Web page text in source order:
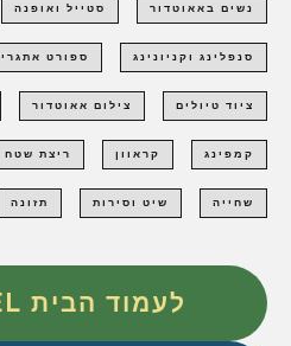
נשים באאוטדור סטייל ואופנה
סנפלינג וקניונינג ספורט אתגרי
ציוד טיולים צילום אאוטדור
קמפינג קראוון ריצת שטח
שחייה שיט וסירות תזונה
לעמוד הבית OUTPANEL